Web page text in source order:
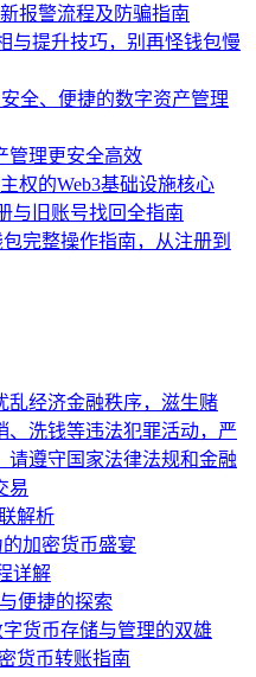
报警流程及防骗指南
与提升技巧，别再怪钱包慢
全、便捷的数字资产管理
管理更安全高效
权的Web3基础设施核心
与旧账号找回全指南
完整操作指南，从注册到
乱经济金融秩序，滋生赌
、洗钱等违法犯罪活动，严
请遵守国家法律法规和金融
易
解析
的加密货币盛宴
详解
便捷的探索
字货币存储与管理的双雄
货币转账指南